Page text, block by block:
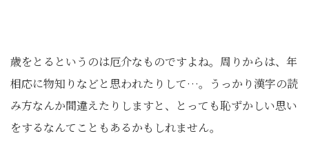
歳をとるというのは厄介なものですよね。周りからは、年
相応に物知りなどと思われたりして…。うっかり漢字の読
み方なんか間違えたりしますと、とっても恥ずかしい思い
をするなんてこともあるかもしれません。